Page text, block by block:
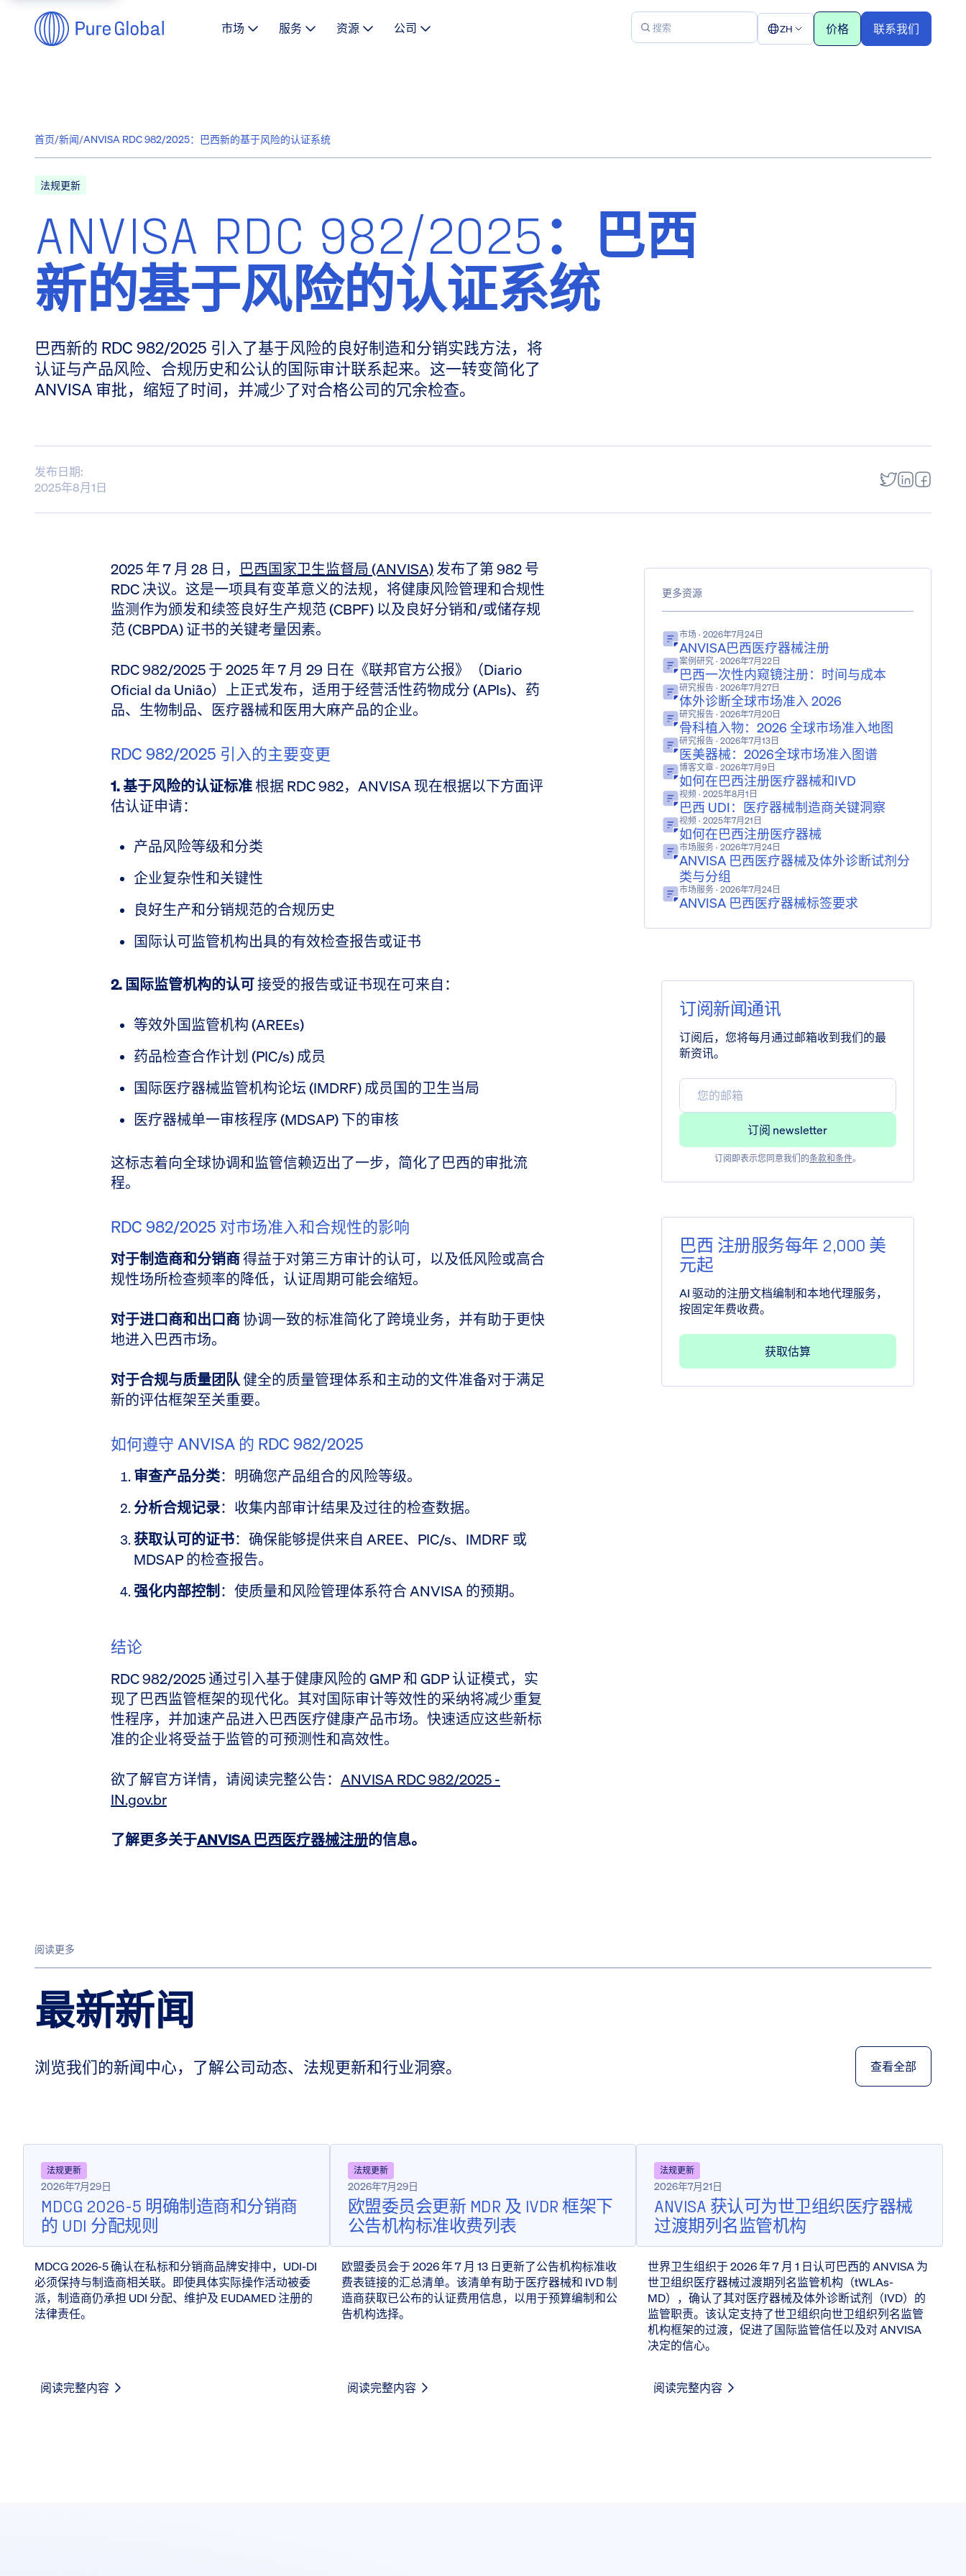
市场 服务 资源 公司 ZH 价格 联系我们
首页/新闻/ANVISA RDC 982/2025：巴西新的基于风险的认证系统
法规更新
ANVISA RDC 982/2025：巴西
新的基于风险的认证系统
巴西新的 RDC 982/2025 引入了基于风险的良好制造和分销实践方法，将
认证与产品风险、合规历史和公认的国际审计联系起来。这一转变简化了
ANVISA 审批，缩短了时间，并减少了对合格公司的冗余检查。
发布日期:
2025年8月1日
2025 年 7 月 28 日， 巴西国家卫生监督局 (ANVISA)发布了第 982 号
RDC 决议。这是一项具有变革意义的法规，将健康风险管理和合规性
监测作为颁发和续签良好生产规范 (CBPF) 以及良好分销和/或储存规
范 (CBPDA) 证书的关键考量因素。
RDC 982/2025 于 2025 年 7 月 29 日在《联邦官方公报》（Diario
Oficial da União）上正式发布，适用于经营活性药物成分 (APIs)、药
品、生物制品、医疗器械和医用大麻产品的企业。
RDC 982/2025 引入的主要变更
1. 基于风险的认证标准根据 RDC 982，ANVISA 现在根据以下方面评
估认证申请：
产品风险等级和分类
企业复杂性和关键性
良好生产和分销规范的合规历史
国际认可监管机构出具的有效检查报告或证书
2. 国际监管机构的认可接受的报告或证书现在可来自：
等效外国监管机构 (AREEs)
药品检查合作计划 (PIC/s) 成员
国际医疗器械监管机构论坛 (IMDRF) 成员国的卫生当局
医疗器械单一审核程序 (MDSAP) 下的审核
这标志着向全球协调和监管信赖迈出了一步，简化了巴西的审批流
程。
RDC 982/2025 对市场准入和合规性的影响
对于制造商和分销商得益于对第三方审计的认可，以及低风险或高合
规性场所检查频率的降低，认证周期可能会缩短。
对于进口商和出口商协调一致的标准简化了跨境业务，并有助于更快
地进入巴西市场。
对于合规与质量团队健全的质量管理体系和主动的文件准备对于满足
新的评估框架至关重要。
如何遵守 ANVISA 的 RDC 982/2025
审查产品分类：明确您产品组合的风险等级。
分析合规记录：收集内部审计结果及过往的检查数据。
获取认可的证书：确保能够提供来自 AREE、PIC/s、IMDRF 或
MDSAP 的检查报告。
强化内部控制 ：使质量和风险管理体系符合 ANVISA 的预期。
结论
RDC 982/2025 通过引入基于健康风险的 GMP 和 GDP 认证模式，实
现了巴西监管框架的现代化。其对国际审计等效性的采纳将减少重复
性程序，并加速产品进入巴西医疗健康产品市场。快速适应这些新标
准的企业将受益于监管的可预测性和高效性。
欲了解官方详情，请阅读完整公告： ANVISA RDC 982/2025 -
IN.gov.br
了解更多关于ANVISA 巴西医疗器械注册的信息。
更多资源
市场 · 2026年7月24日
ANVISA巴西医疗器械注册
案例研究 · 2026年7月22日
巴西一次性内窥镜注册：时间与成本
研究报告 · 2026年7月27日
体外诊断全球市场准入 2026
研究报告 · 2026年7月20日
骨科植入物：2026 全球市场准入地图
研究报告 · 2026年7月13日
医美器械：2026全球市场准入图谱
博客文章 · 2026年7月9日
如何在巴西注册医疗器械和IVD
视频 · 2025年8月1日
巴西 UDI：医疗器械制造商关键洞察
视频 · 2025年7月21日
如何在巴西注册医疗器械
市场服务 · 2026年7月24日
ANVISA 巴西医疗器械及体外诊断试剂分
类与分组
市场服务 · 2026年7月24日
ANVISA 巴西医疗器械标签要求
订阅新闻通讯
订阅后，您将每月通过邮箱收到我们的最
新资讯。
订阅即表示您同意我们的条款和条件。
巴西 注册服务每年 2,000 美
元起
AI 驱动的注册文档编制和本地代理服务，
按固定年费收费。
获取估算
阅读更多
最新新闻
浏览我们的新闻中心，了解公司动态、法规更新和行业洞察。 查看全部
法规更新
2026年7月29日
MDCG 2026-5 明确制造商和分销商
的 UDI 分配规则
MDCG 2026-5 确认在私标和分销商品牌安排中，UDI-DI
必须保持与制造商相关联。即使具体实际操作活动被委
派，制造商仍承担 UDI 分配、维护及 EUDAMED 注册的
法律责任。
阅读完整内容
法规更新
2026年7月29日
欧盟委员会更新 MDR 及 IVDR 框架下
公告机构标准收费列表
欧盟委员会于 2026 年 7 月 13 日更新了公告机构标准收
费表链接的汇总清单。该清单有助于医疗器械和 IVD 制
造商获取已公布的认证费用信息，以用于预算编制和公
告机构选择。
阅读完整内容
法规更新
2026年7月21日
ANVISA 获认可为世卫组织医疗器械
过渡期列名监管机构
世界卫生组织于 2026 年 7 月 1 日认可巴西的 ANVISA 为
世卫组织医疗器械过渡期列名监管机构（tWLAs-
MD），确认了其对医疗器械及体外诊断试剂（IVD）的
监管职责。该认定支持了世卫组织向世卫组织列名监管
机构框架的过渡，促进了国际监管信任以及对 ANVISA
决定的信心。
阅读完整内容